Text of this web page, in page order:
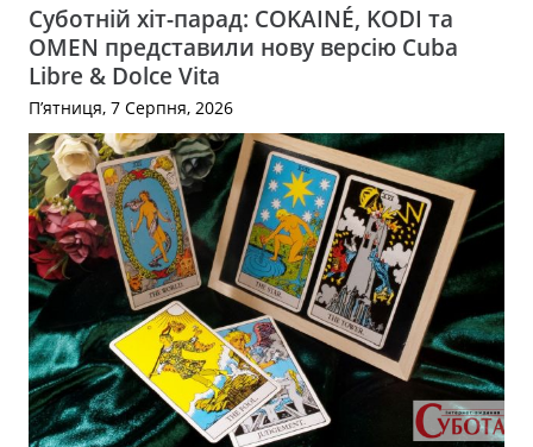
Суботній хіт-парад: COKAINÉ, KODI та
OMEN представили нову версію Cuba
Libre & Dolce Vita
П’ятниця, 7 Серпня, 2026